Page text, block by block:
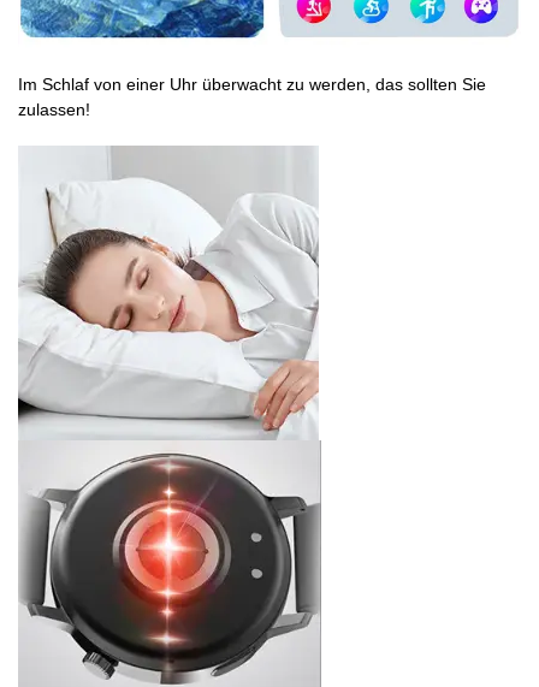
Im Schlaf von einer Uhr überwacht zu werden, das sollten Sie
zulassen!